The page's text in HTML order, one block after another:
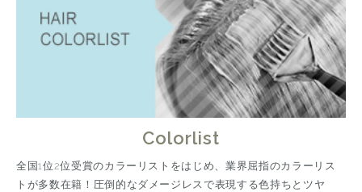
Colorlist
全国1位2位受賞のカラーリストをはじめ、業界屈指のカラーリス
トが多数在籍！圧倒的なダメージレスで表現する色持ちとツヤ